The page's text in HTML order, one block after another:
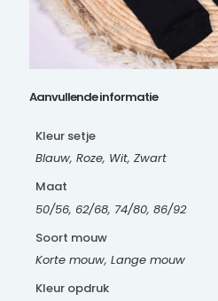
Aanvullende informatie
Kleur setje
Blauw, Roze, Wit, Zwart
Maat
50/56, 62/68, 74/80, 86/92
Soort mouw
Korte mouw, Lange mouw
Kleur opdruk